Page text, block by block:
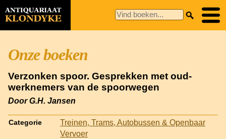
Onze boeken
Verzonken spoor. Gesprekken met oud-
werknemers van de spoorwegen
Door G.H. Jansen
Categorie
Treinen, Trams, Autobussen & Openbaar
Vervoer